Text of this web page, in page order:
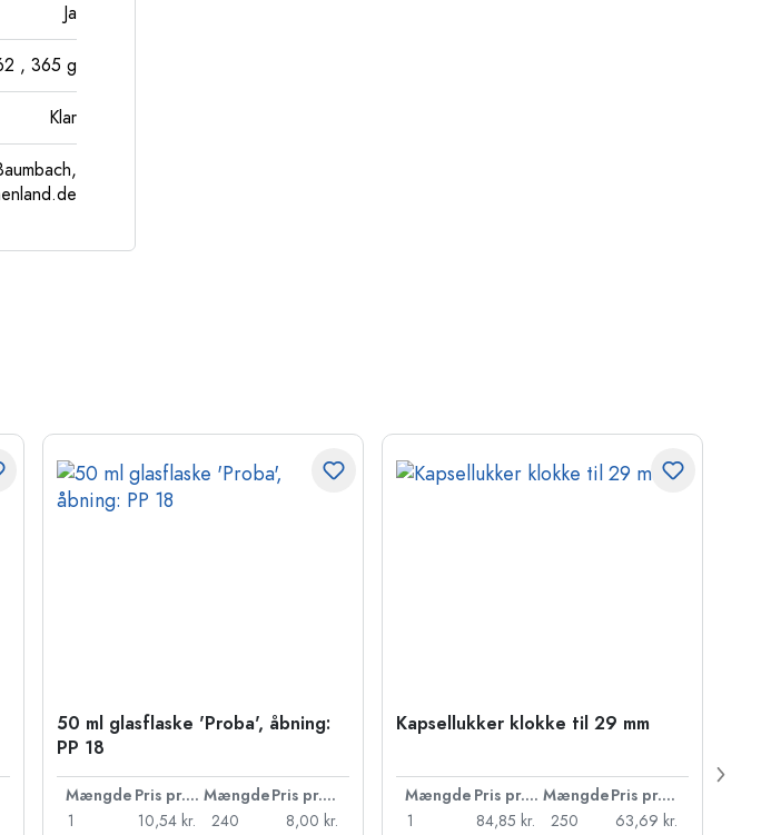
Ja
, 365 g
Klar
50 ml glasflaske 'Proba', åbning:
PP 18
Mængde Pris pr. stk. Mængde
Pris pr. stk.
1
10,54 kr.
240
8,00 kr.
Kapsellukker klokke til 29 mm
Mængde Pris pr. stk. Mængde
Pris pr. stk.
1
84,85 kr.
250
63,69 kr.